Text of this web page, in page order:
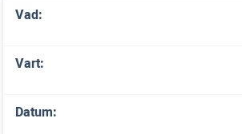
Vad:
Vart:
Datum: